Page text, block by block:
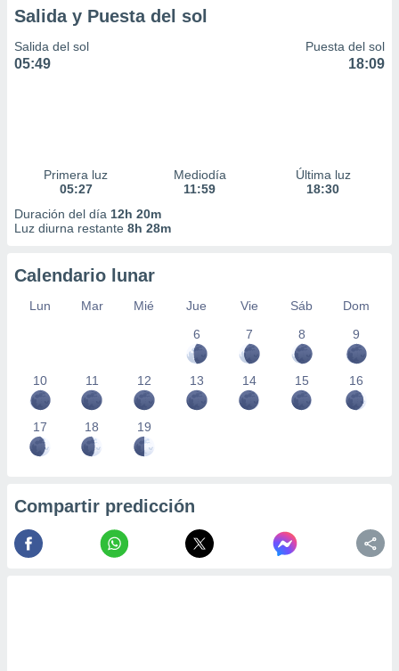
Salida y Puesta del sol
Salida del sol
05:49
Puesta del sol
18:09
Primera luz
05:27
Mediodía
11:59
Última luz
18:30
Duración del día 12h 20m
Luz diurna restante 8h 28m
Calendario lunar
Lun Mar Mié Jue Vie Sáb
Dom
6
7 8 9
10 11 12 13 14 15 16
17 18 19
Compartir predicción